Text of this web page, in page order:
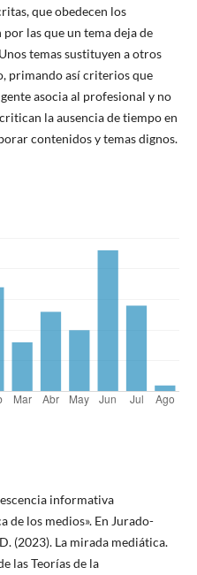
que obedecen los
las que un tema deja de
temas sustituyen a otros
primando así criterios que
asocia al profesional y no
la ausencia de tiempo en
contenidos y temas dignos.
informativa
de los medios». En Jurado-
(2023). La mirada mediática.
las Teorías de la